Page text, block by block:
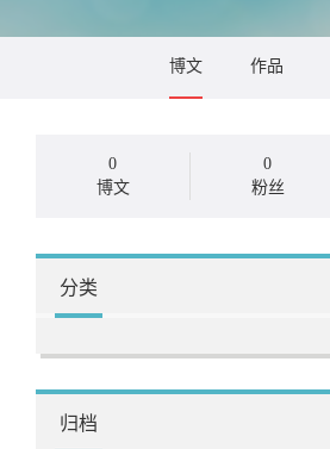
博文 作品
0
博文
0
粉丝
分类
归档